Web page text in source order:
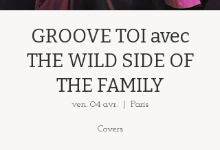
GROOVE TOI avec
THE WILD SIDE OF
THE FAMILY
ven. 04 avr. Paris
Covers